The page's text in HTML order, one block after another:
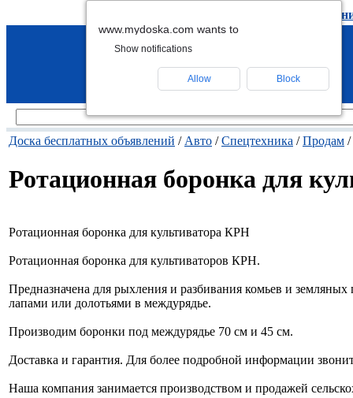
удалить
Доска бесплатных объявлений / Авто /Спецтехника /Продам /
Ротационная боронка для
Ротационная боронка для культиватора КРН
Ротационная боронка для культиваторов КРН.
Предназначена для рыхления и разбивания комьев и
лапами или долотьями в междурядье.
Производим боронки под междурядье 70 см и 45 см.
Доставка и гарантия. Для более подробной информации
Наша компания занимается производством и продажей
www.mydoska.com wants to
Show notifications
Allow Block